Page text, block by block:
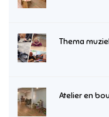
Thema
Atelier en